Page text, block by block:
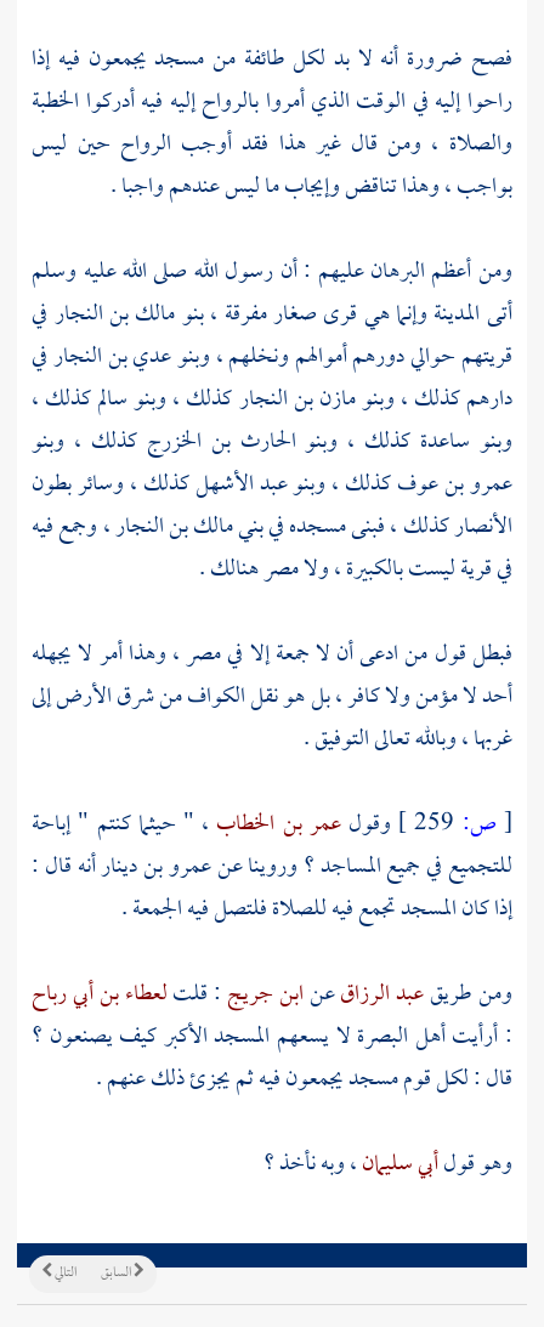
فصح ضرورة أنه لا بد لكل طائفة من مسجد يجمعون فيه إذا
راحوا إليه في الوقت الذي أمروا بالرواح إليه فيه أدركوا الخطبة
والصلاة ، ومن قال غير هذا فقد أوجب الرواح حين ليس
بواجب ، وهذا تناقض وإيجاب ما ليس عندهم واجبا .
ومن أعظم البرهان عليهم : أن رسول الله صلى الله عليه وسلم
أتىالمدينةوإنما هي قرى صغار مفرقة ،بنو مالك بن النجارفي
قريتهم حوالي دورهم أموالهم ونخلهم ،وبنو عدي بن النجارفي
دارهم كذلك ،وبنو مازن بن النجاركذلك ،وبنو سالمكذلك ،
وبنو ساعدة كذلك ، وبنو الحارث بن الخزرجكذلك ، وبنو
عمرو بن عوفكذلك ،وبنو عبد الأشهلكذلك ، وسائر بطون
الأنصار كذلك ، فبنى مسجده فيبني مالك بن النجار، وجمع فيه
في قرية ليست بالكبيرة ، ولا مصر هنالك .
فبطل قول من ادعى أن لا جمعة إلا في مصر ، وهذا أمر لا يجهله
أحد لا مؤمن ولا كافر ، بل هو نقل الكواف من شرق الأرض إلى
غربها ، وبالله تعالى التوفيق .
[ص: وقولعمر بن الخطاب ، " حيثما كنتم " إباحة
للتجميع في جميع المساجد ؟ وروينا عنعمرو بن دينارأنه قال :
إذا كان المسجد تجمع فيه للصلاة فلتصل فيه الجمعة .
ومن طريقعبد الرزاقعنابن جريج : قلتلعطاء بن أبي رباح
: أرأيت أهلالبصرةلا يسعهم المسجد الأكبر كيف يصنعون ؟
قال : لكل قوم مسجد يجمعون فيه ثم يجزئ ذلك عنهم .
وهو قولأبي سليمان، وبه نأخذ ؟
التالي السابق